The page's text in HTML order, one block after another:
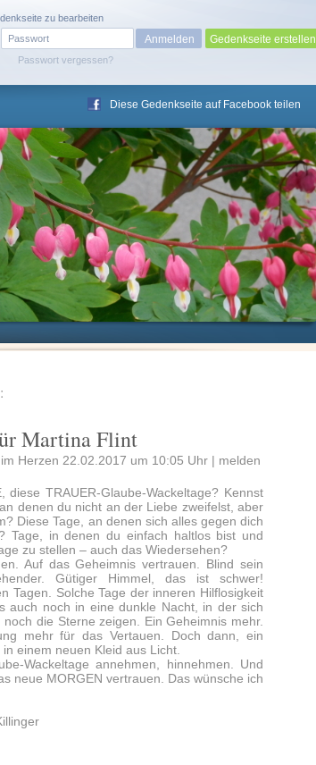
Passwort vergessen?
zu bearbeiten
Gedenkseite erstellen
Diese Gedenkseite auf Facebook teilen
Martina Flint
Herzen 22.02.2017 um 10:05 Uhr | melden
diese TRAUER-Glaube-Wackeltage? Kennst
denen du nicht an der Liebe zweifelst, aber
Diese Tage, an denen sich alles gegen dich
Tage, in denen du einfach haltlos bist und
zu stellen – auch das Wiedersehen?
Auf das Geheimnis vertrauen. Blind sein
Gütiger Himmel, das ist schwer!
Tagen. Solche Tage der inneren Hilflosigkeit
auch noch in eine dunkle Nacht, in der sich
die Sterne zeigen. Ein Geheimnis mehr.
mehr für das Vertauen. Doch dann, ein
einem neuen Kleid aus Licht.
Wackeltage annehmen, hinnehmen. Und
neue MORGEN vertrauen. Das wünsche ich